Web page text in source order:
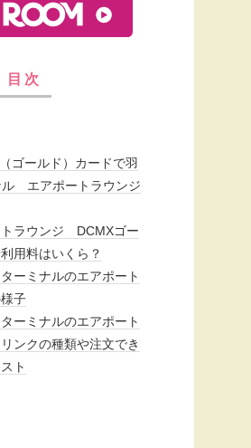
目次
ゴールド）カードで羽
ル エアポートラウンジ
ラウンジ DCMXゴー
用料はいくら？
ーミナルのエアポート
子
ーミナルのエアポート
ンクの種類や注文でき
ト